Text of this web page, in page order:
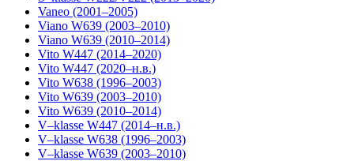
Vaneo (2001–2005)
Viano W639 (2003–2010)
Viano W639 (2010–2014)
Vito W447 (2014–2020)
Vito W447 (2020–н.в.)
Vito W638 (1996–2003)
Vito W639 (2003–2010)
Vito W639 (2010–2014)
V–klasse W447 (2014–н.в.)
V–klasse W638 (1996–2003)
V–klasse W639 (2003–2010)